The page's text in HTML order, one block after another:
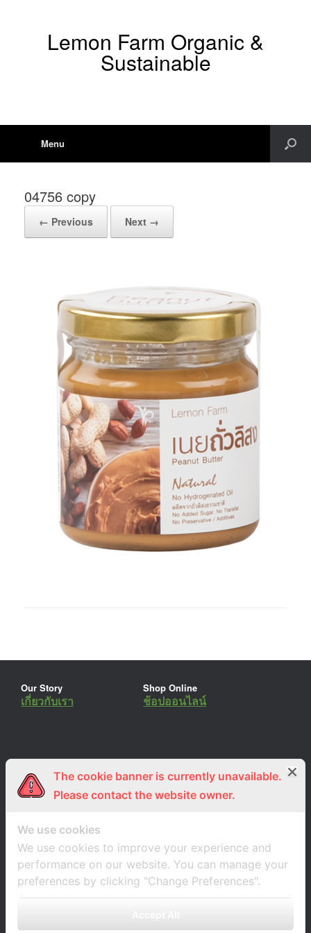
Lemon Farm Organic &
Sustainable
Menu
04756 copy
← Previous Next →
Our Story
เกี่ยวกับเรา
Shop Online
ช้อปออนไลน์
ร่วมงานกับเรา
สมัครงาน
Lemon Farm Cafe
ร้านอาหารอินทรีย์
The cookie banner is currently unavailable.
Please contact the website owner.
We use cookies
We use cookies to improve your experience and
performance on our website. You can manage your
preferences by clicking "Change Preferences".